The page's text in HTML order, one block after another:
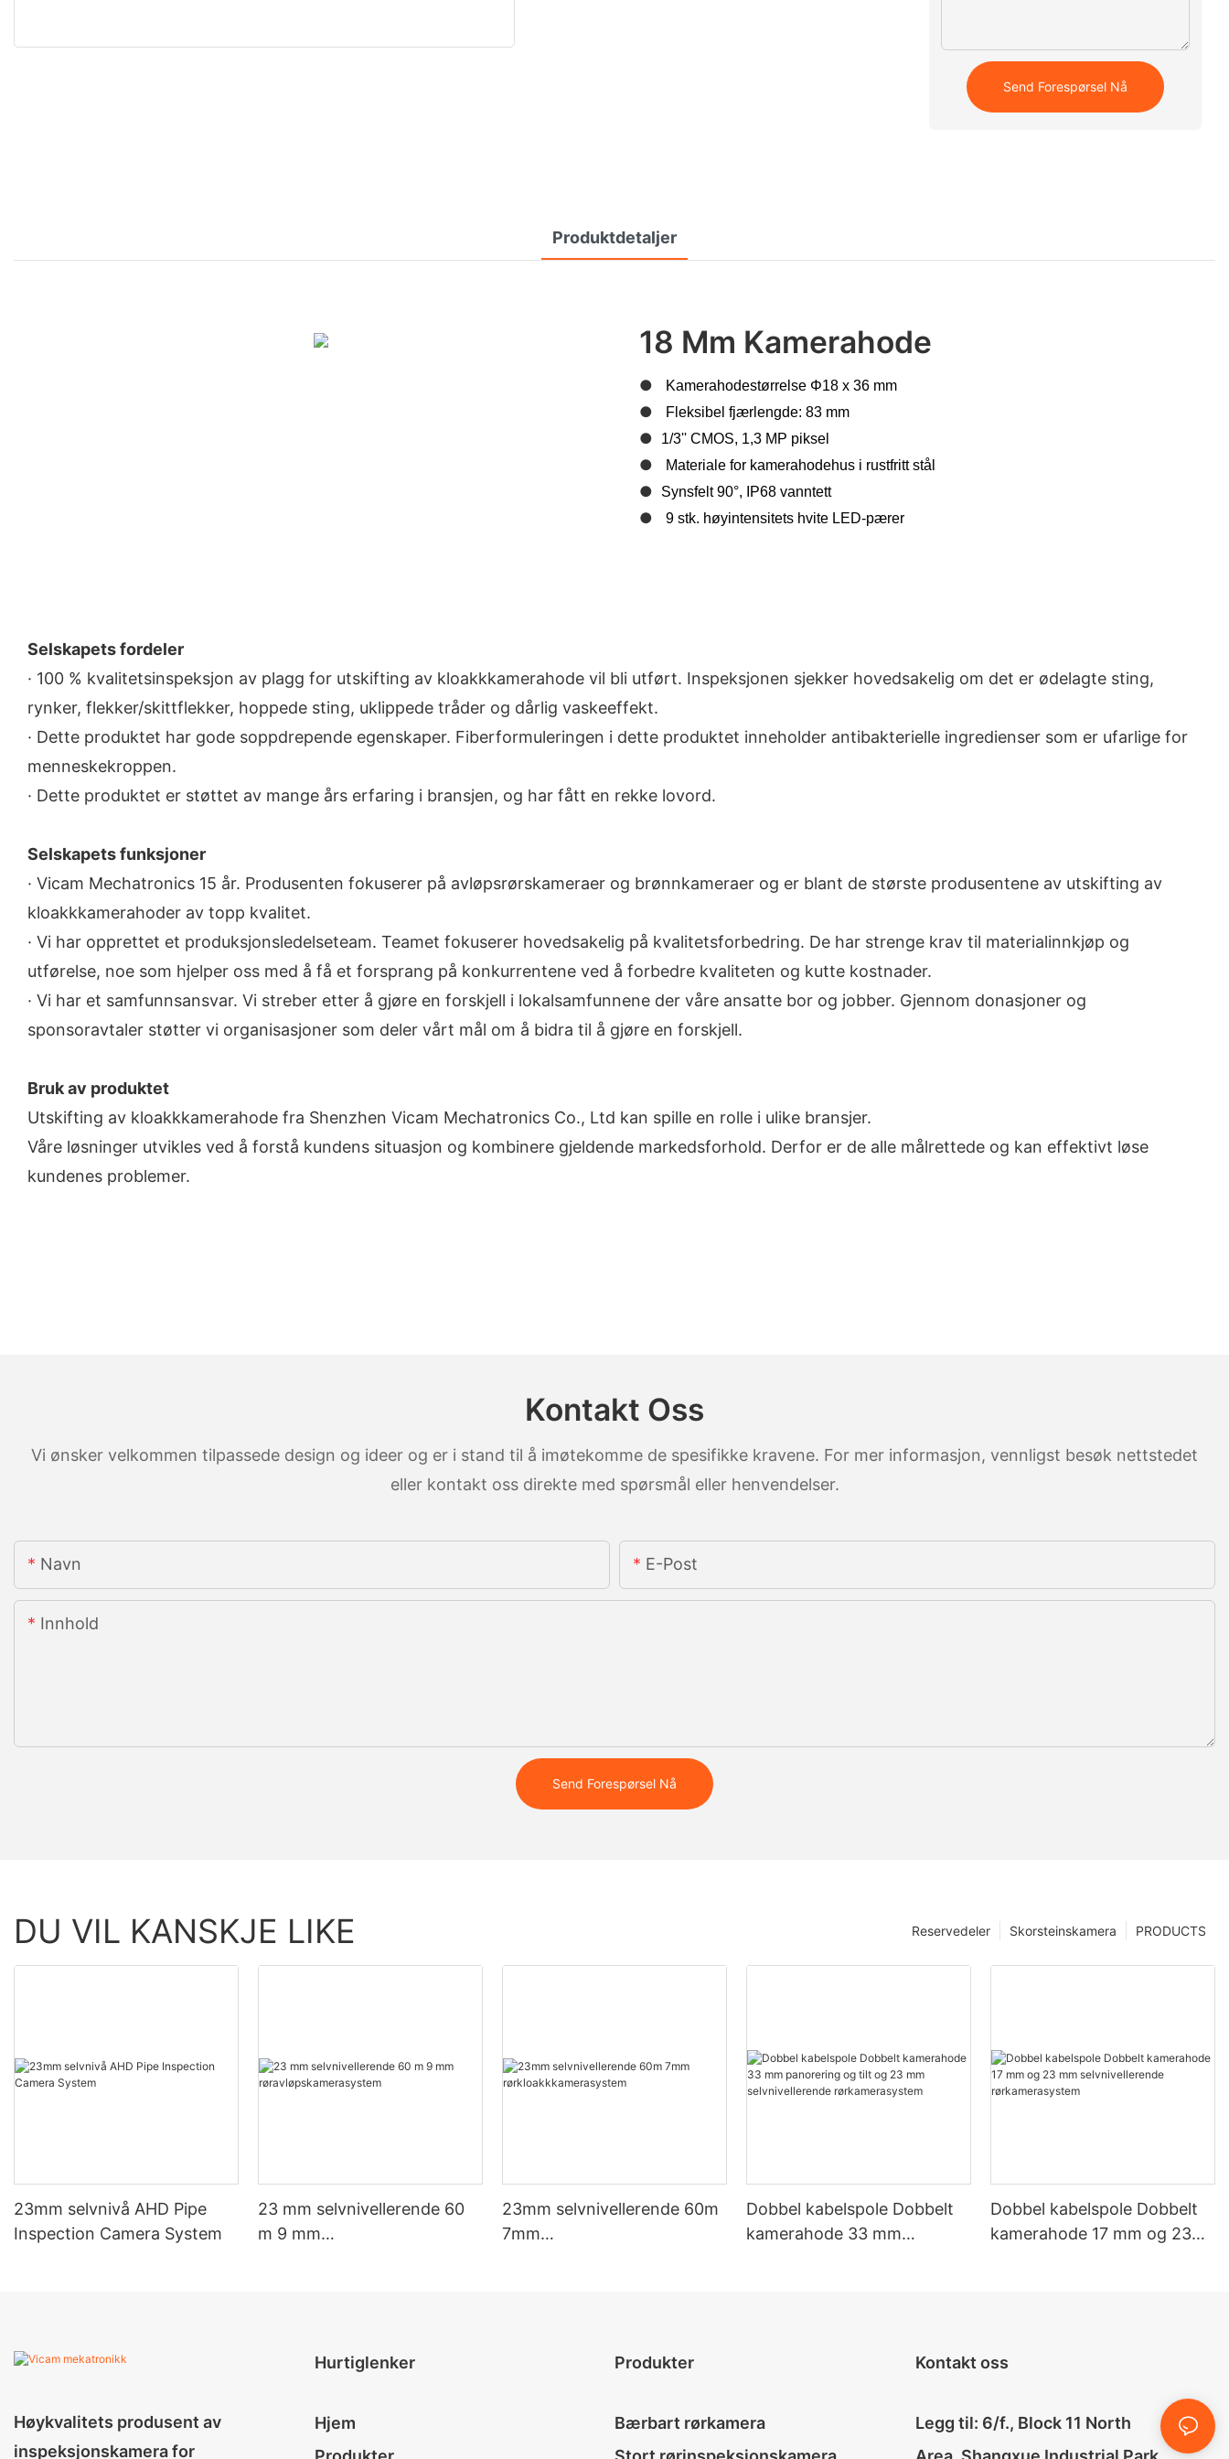
Send Forespørsel Nå
Produktdetaljer
18 Mm Kamerahode
● Kamerahodestørrelse Φ18 x 36 mm
● Fleksibel fjærlengde: 83 mm
● 1/3'' CMOS, 1,3 MP piksel
● Materiale for kamerahodehus i rustfritt stål
● Synsfelt 90°, IP68 vanntett
● 9 stk. høyintensitets hvite LED-pærer
Selskapets fordeler
· 100 % kvalitetsinspeksjon av plagg for utskifting av kloakkkamerahode vil bli utført. Inspeksjonen sjekker hovedsakelig om det er ødelagte sting,
rynker, flekker/skittflekker, hoppede sting, uklippede tråder og dårlig vaskeeffekt.
· Dette produktet har gode soppdrepende egenskaper. Fiberformuleringen i dette produktet inneholder antibakterielle ingredienser som er ufarlige for
menneskekroppen.
· Dette produktet er støttet av mange års erfaring i bransjen, og har fått en rekke lovord.
Selskapets funksjoner
· Vicam Mechatronics 15 år. Produsenten fokuserer på avløpsrørskameraer og brønnkameraer og er blant de største produsentene av utskifting av
kloakkkamerahoder av topp kvalitet.
· Vi har opprettet et produksjonsledelseteam. Teamet fokuserer hovedsakelig på kvalitetsforbedring. De har strenge krav til materialinnkjøp og
utførelse, noe som hjelper oss med å få et forsprang på konkurrentene ved å forbedre kvaliteten og kutte kostnader.
· Vi har et samfunnsansvar. Vi streber etter å gjøre en forskjell i lokalsamfunnene der våre ansatte bor og jobber. Gjennom donasjoner og
sponsoravtaler støtter vi organisasjoner som deler vårt mål om å bidra til å gjøre en forskjell.
Bruk av produktet
Utskifting av kloakkkamerahode fra Shenzhen Vicam Mechatronics Co., Ltd kan spille en rolle i ulike bransjer.
Våre løsninger utvikles ved å forstå kundens situasjon og kombinere gjeldende markedsforhold. Derfor er de alle målrettede og kan effektivt løse
kundenes problemer.
Kontakt Oss
Vi ønsker velkommen tilpassede design og ideer og er i stand til å imøtekomme de spesifikke kravene. For mer informasjon, vennligst besøk nettstedet
eller kontakt oss direkte med spørsmål eller henvendelser.
Navn E-Post
Innhold
Send Forespørsel Nå
DU VIL KANSKJE LIKE PRODUCTS
Skorsteinskamera
Reservedeler
23mm selvnivå AHD Pipe
Inspection Camera System
23 mm selvnivellerende 60
m 9 mm
23mm selvnivellerende 60m
7mm
Dobbel kabelspole Dobbelt
kamerahode 33 mm
Dobbel kabelspole Dobbelt
kamerahode 17 mm og 23
Høykvalitets produsent av
inspeksjonskamera for
Hurtiglenker
Hjem
Produkter
Bærbart rørkamera
Kontakt oss
Legg til: 6/f., Block 11 North